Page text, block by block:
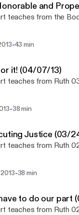
and
teaches from the
-43 min
it! (04/07/13)
teaches from Ruth
-38 min
Justice (03/
teaches from Ruth
-38 min
to do our part
teaches from Ruth